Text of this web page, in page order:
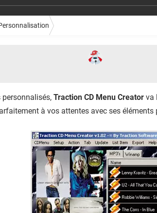
Traction CD Menu Creator va
à vos attentes avec ses éléments